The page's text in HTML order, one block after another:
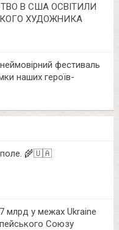
В США ОСВІТИЛИ
ХУДОЖНИКА
фестиваль
наших героїв-
поле. 🌾🇺🇦
млрд у межах Ukraine
Союзу